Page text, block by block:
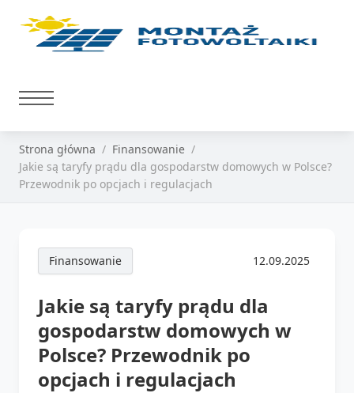
Strona główna
Finansowanie
Jakie są taryfy prądu dla gospodarstw domowych w Polsce?
Przewodnik po opcjach i regulacjach
Finansowanie 12.09.2025
Jakie są taryfy prądu dla
gospodarstw domowych w
Polsce? Przewodnik po
opcjach i regulacjach